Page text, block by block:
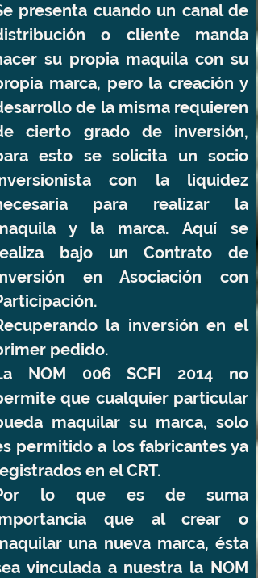
presenta cuando un canal de
o cliente manda
su propia maquila con su
marca, pero la creación y
de la misma requieren
cierto grado de inversión,
esto se solicita un socio
con la liquidez
para realizar la
y la marca. Aquí se
bajo un Contrato de
en Asociación con
la inversión en el
pedido.
NOM 006 SCFI 2014 no
que cualquier particular
maquilar su marca, solo
permitido a los fabricantes ya
en el CRT.
lo que es de suma
que al crear o
una nueva marca, ésta
vinculada a nuestra la NOM